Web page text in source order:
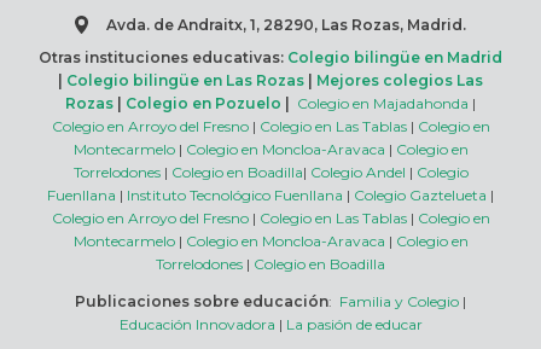
Avda. de Andraitx, 1, 28290, Las Rozas, Madrid.
Otras instituciones educativas: Colegio bilingüe en Madrid
| Colegio bilingüe en Las Rozas | Mejores colegios Las
Rozas | Colegio en Pozuelo | Colegio en Majadahonda |
Colegio en Arroyo del Fresno| Colegio en Las Tablas| Colegio en
Montecarmelo| Colegio en Moncloa-Aravaca | Colegio en
Torrelodones| Colegio en Boadilla| Colegio Andel | Colegio
Fuenllana | Instituto Tecnológico Fuenllana | Colegio Gaztelueta |
Colegio en Arroyo del Fresno| Colegio en Las Tablas| Colegio en
Montecarmelo| Colegio en Moncloa-Aravaca | Colegio en
Torrelodones | Colegio en Boadilla
Publicaciones sobre educación: Familia y Colegio |
Educación Innovadora | La pasión de educar